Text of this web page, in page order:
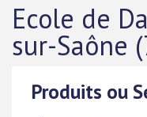
Ecole de
sur-Saône
Produits ou